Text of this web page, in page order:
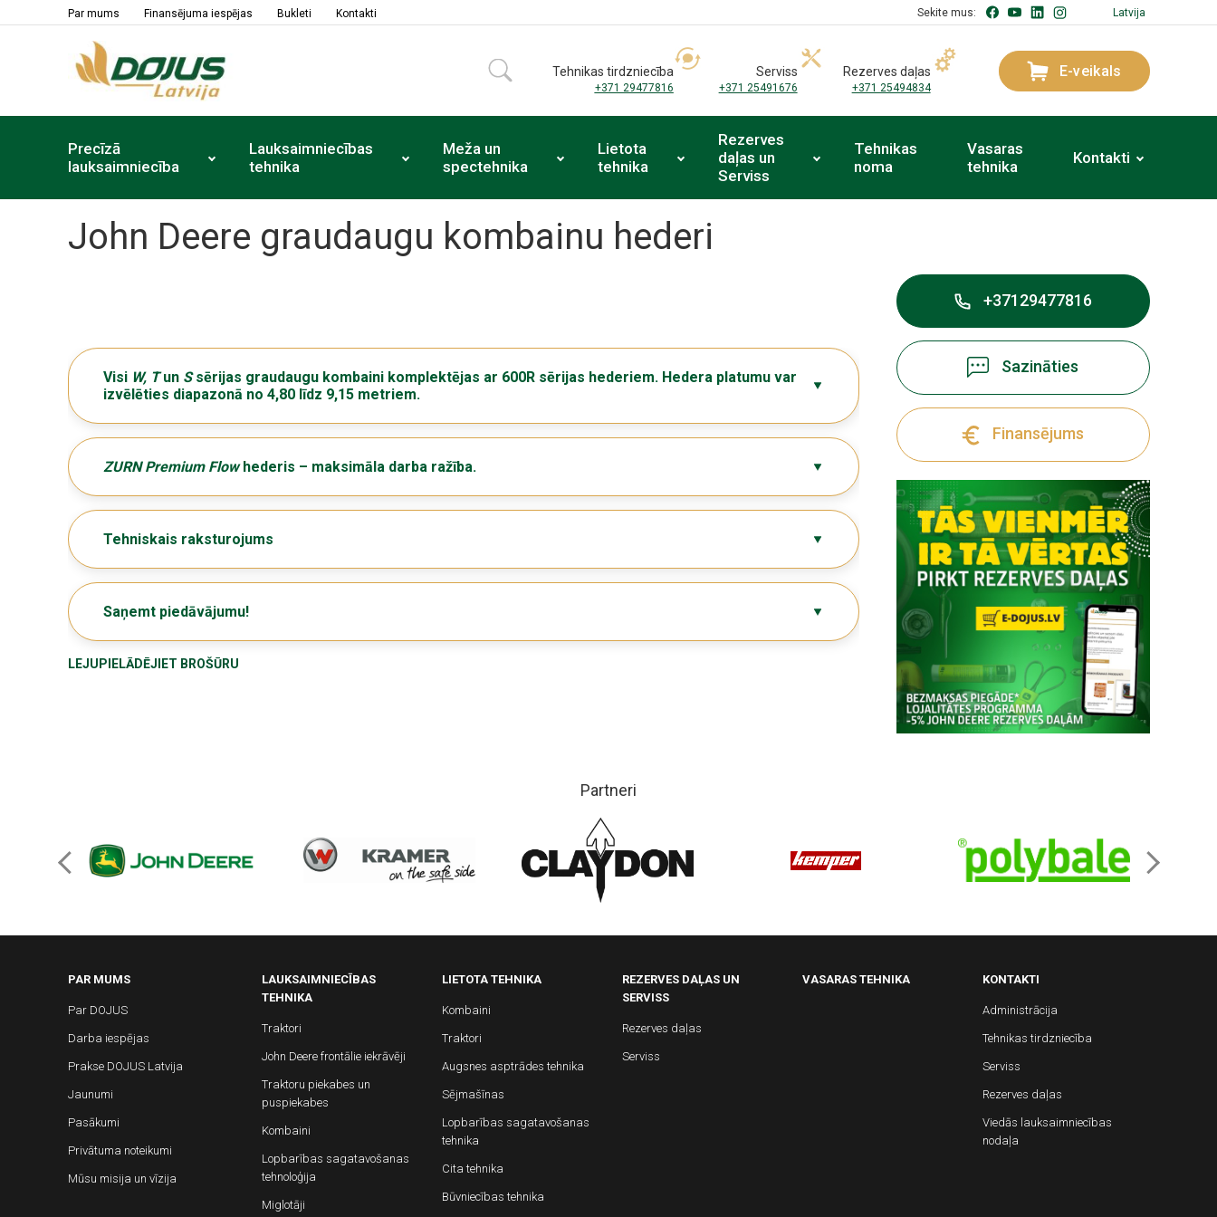
Par mums Finansējuma iespējas Bukleti Kontakti Sekite mus: Latvija
Tehnikas tirdzniecība
+371 29477816
Serviss
+371 25491676
Rezerves daļas
+371 25494834
E-veikals
Precīzā
lauksaimniecība
Lauksaimniecības
tehnika
Meža un
spectehnika
Lietota
tehnika
Rezerves
daļas un
Serviss
Tehnikas
noma
Vasaras
tehnika
Kontakti
John Deere graudaugu kombainu hederi
Visi W, Tun Ssērijas graudaugu kombaini komplektējas ar 600R sērijas hederiem. Hedera platumu var
izvēlēties diapazonā no 4,80 līdz 9,15 metriem.
ZURN Premium Flowhederis – maksimāla darba ražība.
Tehniskais raksturojums
Saņemt piedāvājumu!
LEJUPIELĀDĒJIET BROŠŪRU
+37129477816
Sazināties
Finansējums
Partneri
PAR MUMS
Par DOJUS
Darba iespējas
Prakse DOJUS Latvija
Jaunumi
Pasākumi
Privātuma noteikumi
Mūsu misija un vīzija
LAUKSAIMNIECĪBAS
TEHNIKA
Traktori
John Deere frontālie iekrāvēji
Traktoru piekabes un
puspiekabes
Kombaini
Lopbarības sagatavošanas
tehnoloģija
Miglotāji
LIETOTA TEHNIKA
Kombaini
Traktori
Augsnes asptrādes tehnika
Sējmašīnas
Lopbarības sagatavošanas
tehnika
Cita tehnika
Būvniecības tehnika
REZERVES DAĻAS UN
SERVISS
Rezerves daļas
Serviss
VASARAS TEHNIKA KONTAKTI
Administrācija
Tehnikas tirdzniecība
Serviss
Rezerves daļas
Viedās lauksaimniecības
nodaļa